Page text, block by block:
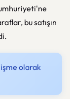
bu satışın
olarak